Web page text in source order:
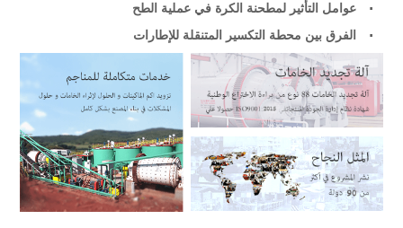
عوامل التأثير لمطحنة الكرة في عملية الطح
الفرق بين محطة التكسير المتنقلة للإطارات